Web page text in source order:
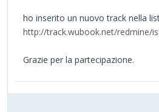
ho inserito un nuovo track nella
http://track.wubook.net/redmine/
Grazie per la partecipazione.